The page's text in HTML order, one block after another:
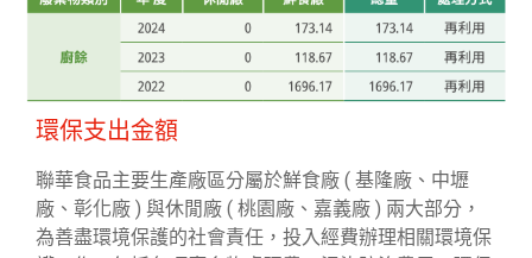
環保支出金額
聯華食品主要生產廠區分屬於鮮食廠 ( 基隆廠、中壢
廠、彰化廠 ) 與休閒廠 ( 桃園廠、嘉義廠 ) 兩大部分，
為善盡環境保護的社會責任，投入經費辦理相關環境保